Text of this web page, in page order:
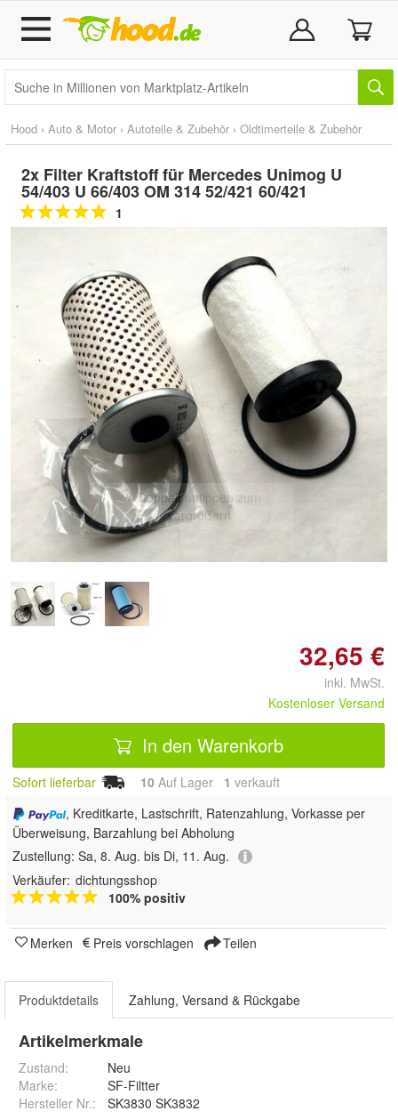
Hood › Auto & Motor › Autoteile & Zubehör › Oldtimerteile & Zubehör
2x Filter Kraftstoff für Mercedes Unimog U
54/403 U 66/403 OM 314 52/421 60/421
1
Doppelt antippen zum
vergrößern
32,65 €
inkl. MwSt.
Kostenloser Versand
In den Warenkorb
Sofort lieferbar 10 Auf Lager 1 verkauft
, Kreditkarte, Lastschrift, Ratenzahlung, Vorkasse per
Überweisung, Barzahlung bei Abholung
Zustellung: Sa, 8. Aug. bis Di, 11. Aug.
Verkäufer: dichtungsshop
100% positiv
Merken Preis vorschlagen Teilen
Produktdetails Zahlung, Versand & Rückgabe
Artikelmerkmale
Zustand:
Neu
Marke:
SF-Filtter
Hersteller Nr.:
SK3830 SK3832